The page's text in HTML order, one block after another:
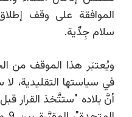
الموافقة على وقف
سلام جِدِّية.
ويُعتبَر هذا الموقف من
في سياستها التقليدية،
أنَّ بلاده "ستتَّخذ القرار